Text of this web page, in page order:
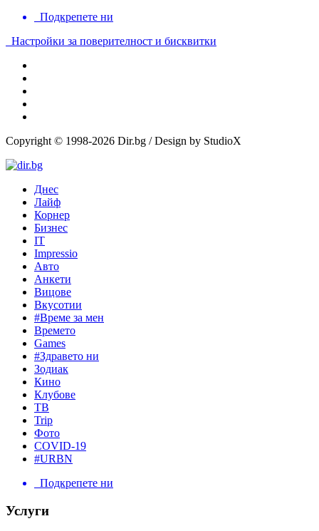
Подкрепете ни
Настройки за поверителност и бисквитки
Copyright © 1998-2026 Dir.bg / Design by StudioX
Днес
Лайф
Корнер
Бизнес
IT
Impressio
Авто
Анкети
Вицове
Вкусотии
#Време за мен
Времето
Games
#Здравето ни
Зодиак
Кино
Клубове
ТВ
Trip
Фото
COVID-19
#URBN
Подкрепете ни
Услуги